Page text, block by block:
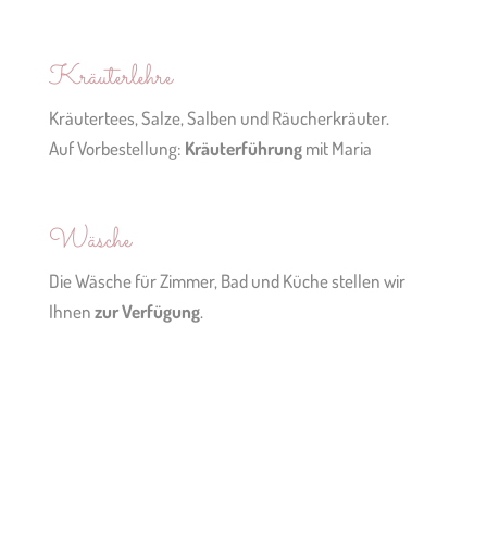
Kräuterlehre
Kräutertees, Salze, Salben und Räucherkräuter.
Auf Vorbestellung: Kräuterführungmit Maria
Wäsche
Die Wäsche für Zimmer, Bad und Küche stellen wir
Ihnenzur Verfügung.